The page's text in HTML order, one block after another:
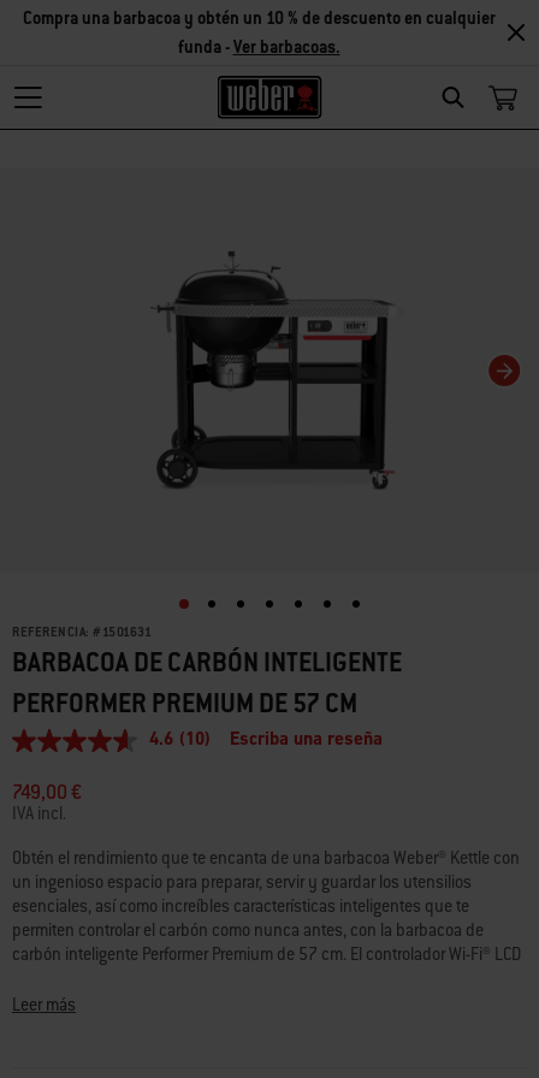
Search
Compra una barbacoa y obtén un 10 % de descuento en cualquier
funda -Ver barbacoas.
REFERENCIA: # 1501631
BARBACOA DE CARBÓN INTELIGENTE
PERFORMER PREMIUM DE 57 CM
4.6
5
estrellas,
valor
medio
de
valoración.
Read
10
Reviews.
Enlace
la
misma
4.6 (10) Escriba una reseña
749,00 €
IVA incl.
Obtén el rendimiento que te encanta de una barbacoa Weber® Kettle con
un ingenioso espacio para preparar, servir y guardar los utensilios
esenciales, así como increíbles características inteligentes que te
permiten controlar el carbón como nunca antes, con la barbacoa de
carbón inteligente Performer Premium de 57 cm. El controlador Wi-Fi® LCD
ventilador digital que insufla aire a las brasas y regula el calor: ideal para
Leer más